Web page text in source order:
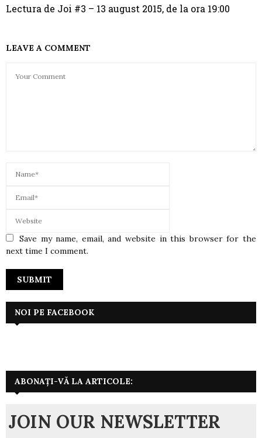
Lectura de Joi #3 – 13 august 2015, de la ora 19:00
LEAVE A COMMENT
Save my name, email, and website in this browser for the
next time I comment.
NOI PE FACEBOOK
ABONAȚI-VĂ LA ARTICOLE:
JOIN OUR NEWSLETTER